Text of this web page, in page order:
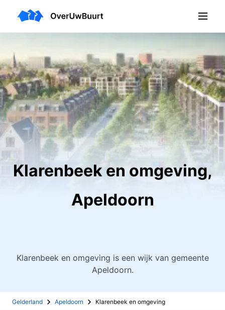
Klarenbeek en omgeving,
Apeldoorn
Klarenbeek en omgeving is een wijk van gemeente
Apeldoorn.
Gelderland Apeldoorn Klarenbeek en omgeving